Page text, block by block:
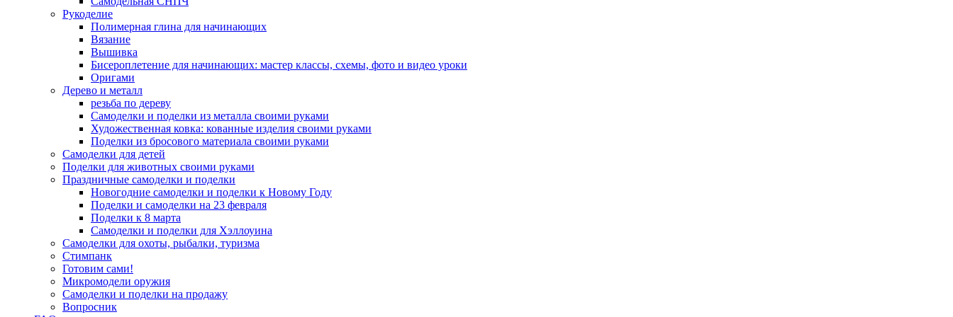
Рукоделие
Полимерная глина для начинающих
Вязание
Вышивка
Бисероплетение для начинающих: мастер классы, схемы, фото и видео уроки
Оригами
Дерево и металл
резьба по дереву
Самоделки и поделки из металла своими руками
Художественная ковка: кованные изделия своими руками
Поделки из бросового материала своими руками
Самоделки для детей
Поделки для животных своими руками
Праздничные самоделки и поделки
Новогодние самоделки и поделки к Новому Году
Поделки и самоделки на 23 февраля
Поделки к 8 марта
Самоделки и поделки для Хэллоуина
Самоделки для охоты, рыбалки, туризма
Стимпанк
Готовим сами!
Микромодели оружия
Самоделки и поделки на продажу
Вопросник